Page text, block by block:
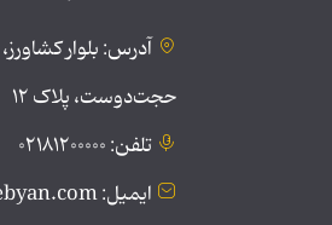
آدرس: بلوار
حجت‌دوست، پلاک ۱۲
تلفن: ۰۲۱۸۱۲۰۰۰۰۰
ایمیل: public@tebyan.com